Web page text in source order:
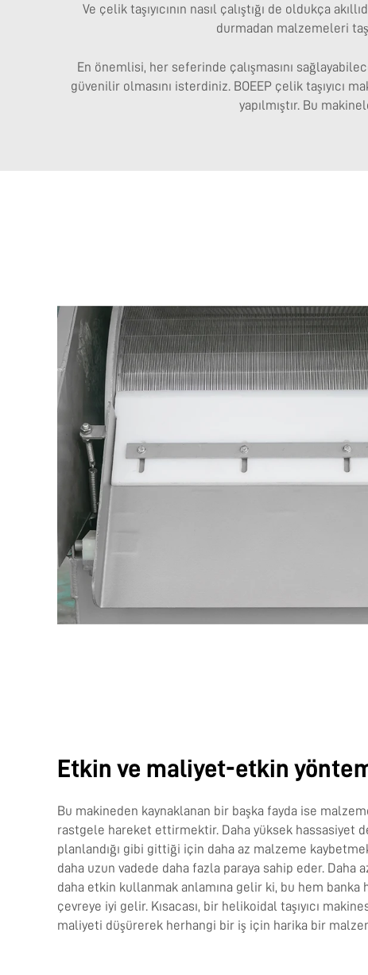
Ve çelik taşıyıcının nasıl çalıştığı de oldukça
durmadan malzemeleri
En önemlisi, her seferinde çalışmasını
güvenilir olmasını isterdiniz. BOEEP çelik taşıyıcı
yapılmıştır. Bu
Etkin ve maliyet-etkin
Bu makineden kaynaklanan bir başka fayda ise
rastgele hareket ettirmektir. Daha yüksek hassasiyet
planlandığı gibi gittiği için daha az malzeme
daha uzun vadede daha fazla paraya sahip eder. Daha
daha etkin kullanmak anlamına gelir ki, bu hem banka
çevreye iyi gelir. Kısacası, bir helikoidal taşıyıcı
maliyeti düşürerek herhangi bir iş için harika bir